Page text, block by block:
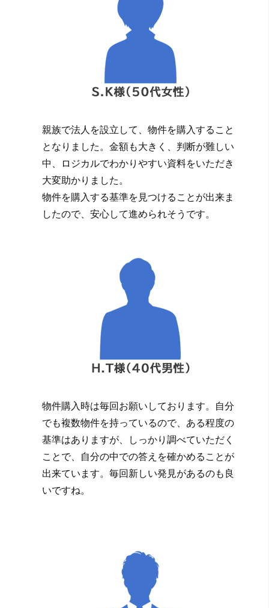
親族で法人を設立して、物件を購入すること
となりました。金額も大きく、判断が難しい
中、ロジカルでわかりやすい資料をいただき
大変助かりました。
物件を購入する基準を見つけることが出来ま
したので、安心して進められそうです。
物件購入時は毎回お願いしております。自分
でも複数物件を持っているので、ある程度の
基準はありますが、しっかり調べていただく
ことで、自分の中での答えを確かめることが
出来ています。毎回新しい発見があるのも良
いですね。